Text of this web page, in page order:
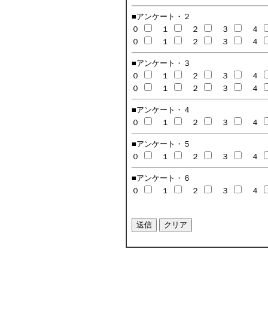
■アンケート・２
０
１ ２ ３
４
０
１ ２ ３ ４
■アンケート・３
０
１ ２ ３
４
０
１ ２ ３ ４
■アンケート・４
０
１ ２ ３ ４
■アンケート・５
０
１ ２ ３ ４
■アンケート・６
０
１ ２ ３ ４